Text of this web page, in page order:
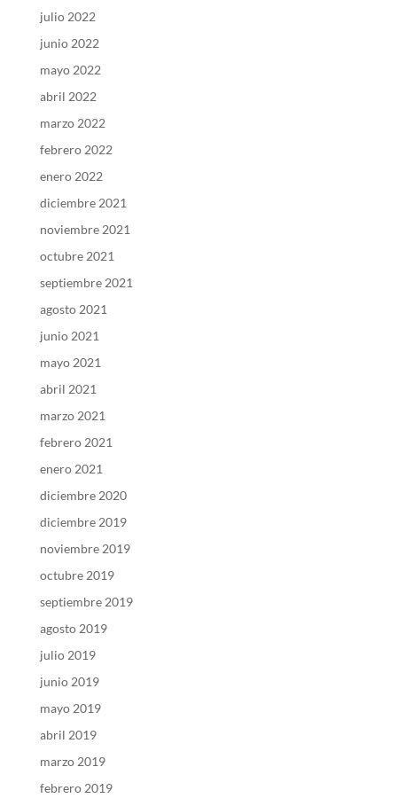
julio 2022
junio 2022
mayo 2022
abril 2022
marzo 2022
febrero 2022
enero 2022
diciembre 2021
noviembre 2021
octubre 2021
septiembre 2021
agosto 2021
junio 2021
mayo 2021
abril 2021
marzo 2021
febrero 2021
enero 2021
diciembre 2020
diciembre 2019
noviembre 2019
octubre 2019
septiembre 2019
agosto 2019
julio 2019
junio 2019
mayo 2019
abril 2019
marzo 2019
febrero 2019